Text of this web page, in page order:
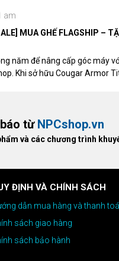
am
MUA GHẾ FLAGSHIP –
năm để nâng cấp góc máy
Khi sở hữu Cougar Armor
từ NPCshop.vn
và các chương trình
ĐỊNH VÀ CHÍNH SÁCH
dẫn mua hàng và thanh
sách giao hàng
sách bảo hành